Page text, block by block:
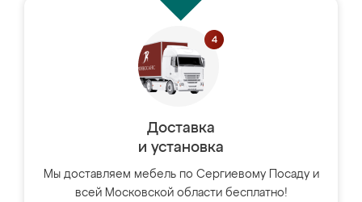
Доставка
и установка
Мы доставляем мебель по Сергиевому Посаду и
всей Московской области бесплатно!